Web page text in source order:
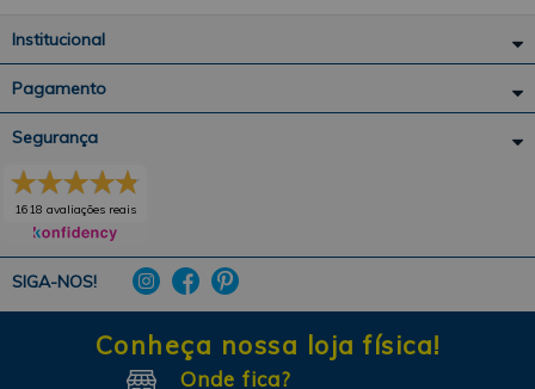
Institucional
Pagamento
SIGA-NOS!
Segurança
1618 avaliações reais
Conheça nossa loja física!
Onde fica?